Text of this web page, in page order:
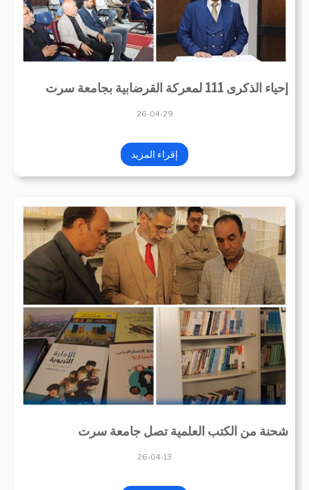
إحياء الذكرى 111 لمعركة القرضابية بجامعة سرت
26-04-29
إقراء المزيد
شحنة من الكتب العلمية تصل جامعة سرت
26-04-13